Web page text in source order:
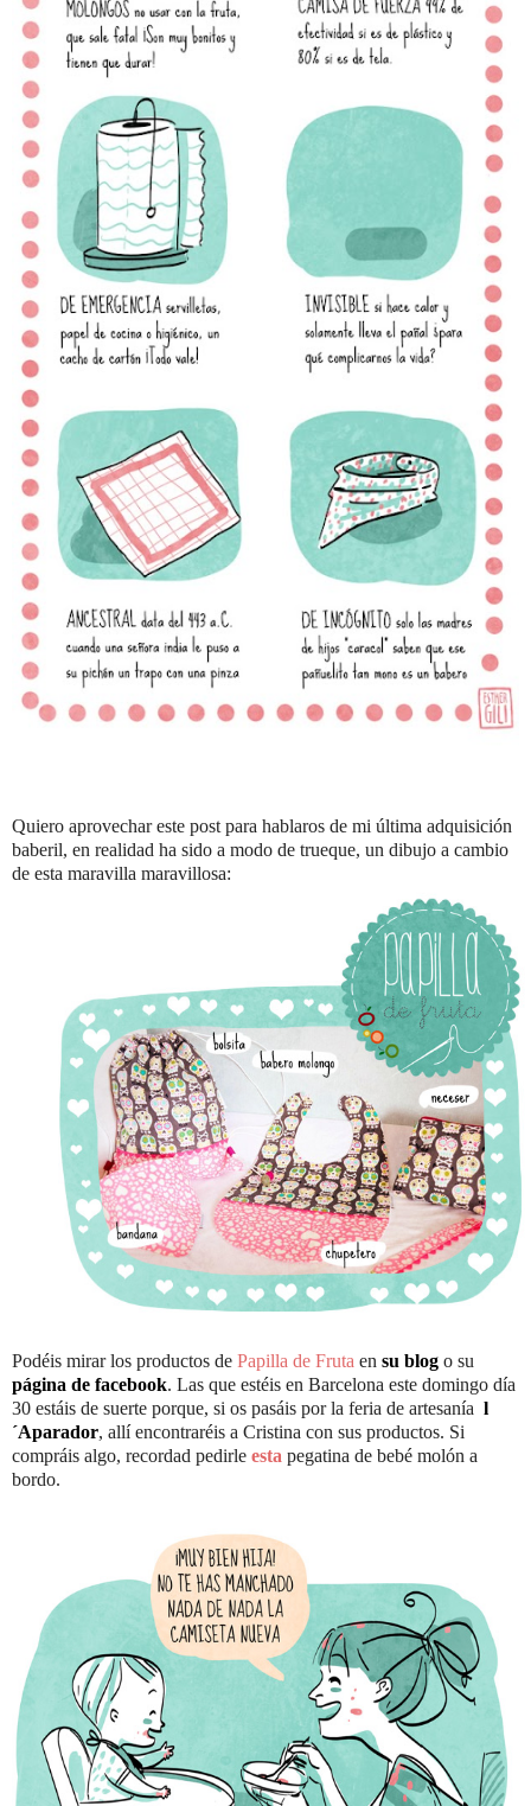
Quiero aprovechar este post para hablaros de mi última adquisición
baberil, en realidad ha sido a modo de trueque, un dibujo a cambio
de esta maravilla maravillosa:
Podéis mirar los productos de Papilla de Fruta en su blog o su
página de facebook. Las que estéis en Barcelona este domingo día
30 estáis de suerte porque, si os pasáis por la feria de artesanía l
´Aparador, allí encontraréis a Cristina con sus productos. Si
compráis algo, recordad pedirle esta pegatina de bebé molón a
bordo.